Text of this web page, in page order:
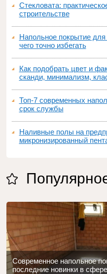
Стекловата:
строительстве
Напольное покрытие для
чего точно избегать
Как подобрать цвет и
сканди, минимализм,
Топ‑7 современных
срок службы
Наливные полы на
микронизированный
Современное напольное
последние новинки в